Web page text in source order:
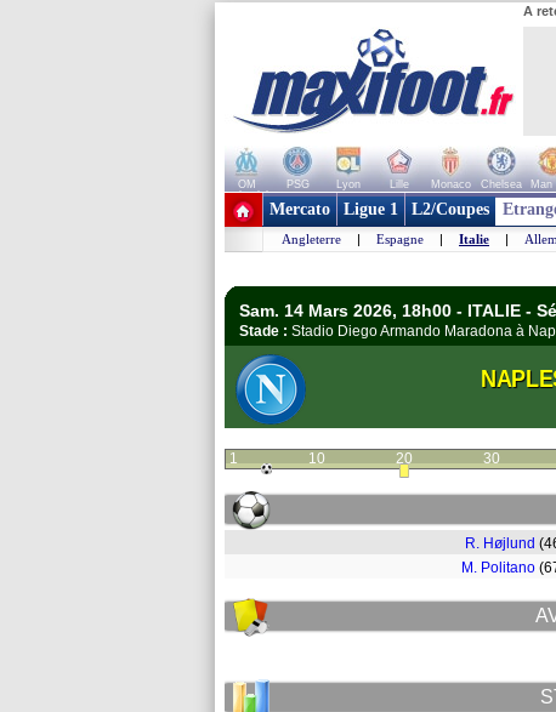
A
OM PSG Lyon Lille Monaco Chelsea Man
+ de clubs
Mercato Ligue 1 L2/Coupes
Angleterre | Espagne | Italie |
Sam. 14 Mars 2026, 18h00 - ITALIE -
Stade : Stadio Diego Armando Maradona à
1 10 20 30
R. Højlund
M. Politano